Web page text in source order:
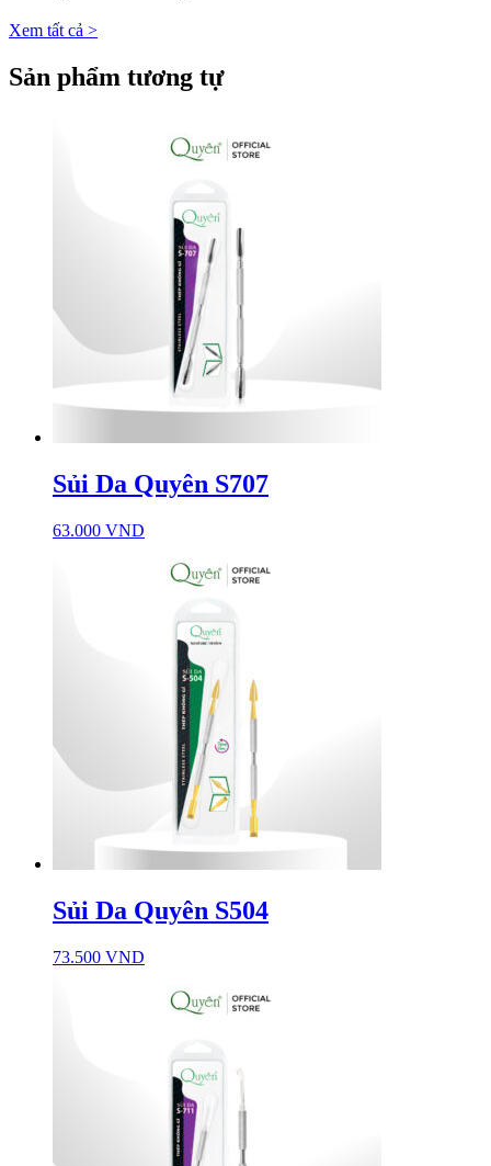
Xem tất cả >
Sản phẩm tương tự
Sủi Da Quyên S707
63.000 VND
Sủi Da Quyên S504
73.500 VND